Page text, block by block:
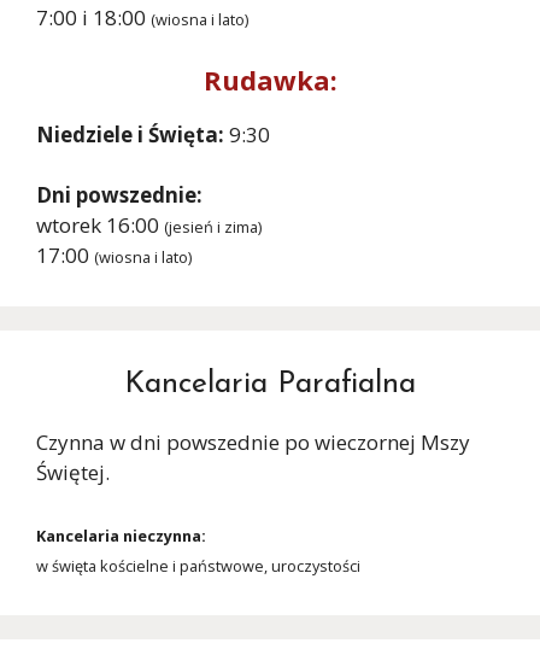
7:00 i 18:00 (wiosna i lato)
Rudawka:
Niedziele i Święta: 9:30
Dni powszednie:
wtorek 16:00 (jesień i zima)
17:00 (wiosna i lato)
Kancelaria Parafialna
Czynna w dni powszednie po wieczornej Mszy
Świętej.
Kancelaria nieczynna:
w święta kościelne i państwowe, uroczystości